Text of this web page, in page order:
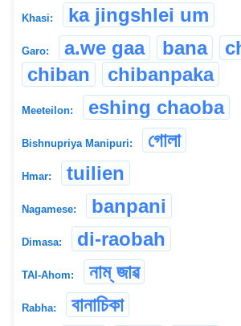
Khasi: ka jingshlei um
Garo: a.we gaa bana
chiban
chibanpaka
Meeteilon: eshing chaoba
Bishnupriya Manipuri: গোলা
Hmar: tuilien
Nagamese: banpani
Dimasa: di-raobah
TAI-Ahom: নাম্ জাৱ
Rabha: বানাচিকা